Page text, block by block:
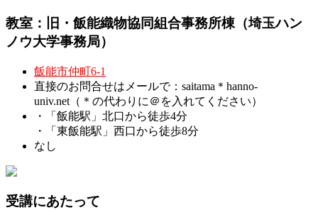
教室：旧・飯能織物協同組合事務所棟（埼玉ハン
ノウ大学事務局）
飯能市仲町6-1
直接のお問合せはメールで：saitama＊hanno-
univ.net（＊の代わりに＠を入れてください）
・「飯能駅」北口から徒歩4分
・「東飯能駅」西口から徒歩8分
なし
受講にあたって